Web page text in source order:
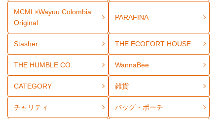
MCML×Wayuu Colombia
Original
PARAFINA
Stasher THE ECOFORT HOUSE
THE HUMBLE CO. WannaBee
CATEGORY 雑貨
チャリティ バッグ・ポーチ